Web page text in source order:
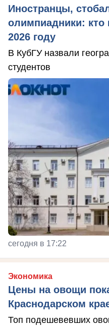
Иностранцы,
олимпиадники: кто
2026 году
В КубГУ назвали
студентов
сегодня в 17:22
Экономика
Цены на овощи
Краснодарском
Топ подешевевших